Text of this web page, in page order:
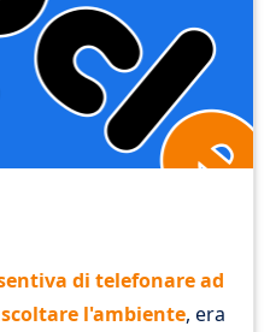
di telefonare ad
l'ambiente, era